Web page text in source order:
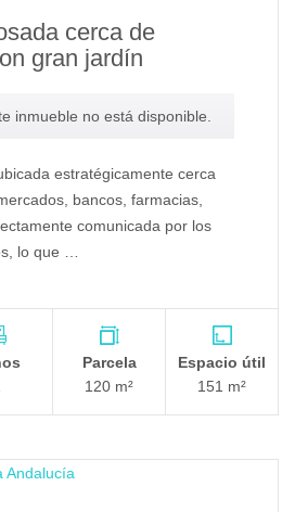
cerca de
gran jardín
inmueble no está disponible.
estratégicamente cerca
bancos, farmacias,
comunicada por los
lo que …
Parcela
120 m²
Espacio útil
151 m²